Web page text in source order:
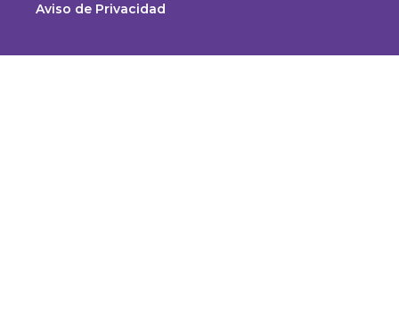
Aviso de Privacidad